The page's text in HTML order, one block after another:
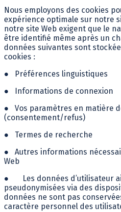
Nous employons des cookies
expérience optimale sur notre
notre site Web exigent que le
être identifié même après un
données suivantes sont
cookies :
●
Préférences linguistiques
●
Informations de connexion
● Vos paramètres en matière
(consentement/refus)
● Termes de recherche
● Autres informations
Web
●
Les données d’utilisateur
pseudonymisées via des
données ne sont pas
caractère personnel des